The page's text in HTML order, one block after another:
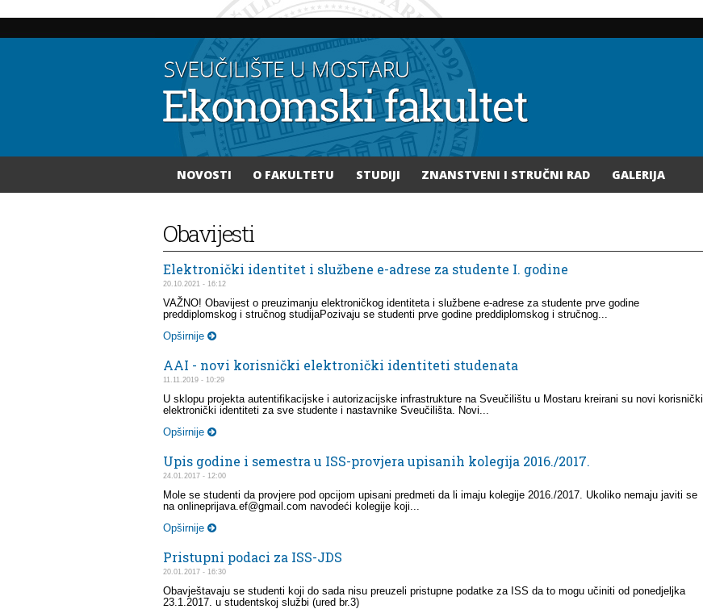
glavni
NOVOSTI O FAKULTETU STUDIJI ZNANSTVENI I STRUČNI RAD GALERIJA
Vi ste ovdje
Obavijesti
Elektronički identitet i službene e-adrese za studente I. godine
20.10.2021 - 16:12
VAŽNO! Obavijest o preuzimanju elektroničkog identiteta i službene e-adrese za studente prve godine
preddiplomskog i stručnog studijaPozivaju se studenti prve godine preddiplomskog i stručnog...
Opširnije
AAI - novi korisnički elektronički identiteti studenata
11.11.2019 - 10:29
U sklopu projekta autentifikacijske i autorizacijske infrastrukture na Sveučilištu u Mostaru kreirani su novi korisnički
elektronički identiteti za sve studente i nastavnike Sveučilišta. Novi...
Opširnije
Upis godine i semestra u ISS-provjera upisanih kolegija 2016./2017.
24.01.2017 - 12:00
Mole se studenti da provjere pod opcijom upisani predmeti da li imaju kolegije 2016./2017. Ukoliko nemaju javiti se
na onlineprijava.ef@gmail.com navodeći kolegije koji...
Opširnije
Pristupni podaci za ISS-JDS
20.01.2017 - 16:30
Obavještavaju se studenti koji do sada nisu preuzeli pristupne podatke za ISS da to mogu učiniti od ponedjeljka
23.1.2017. u studentskoj službi (ured br.3)